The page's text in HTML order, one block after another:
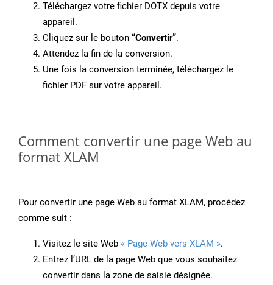
Téléchargez votre fichier DOTX depuis votre
appareil.
Cliquez sur le bouton “Convertir”.
Attendez la fin de la conversion.
Une fois la conversion terminée, téléchargez le
fichier PDF sur votre appareil.
Comment convertir une page Web au
format XLAM
Pour convertir une page Web au format XLAM, procédez
comme suit :
Visitez le site Web « Page Web vers XLAM ».
Entrez l’URL de la page Web que vous souhaitez
convertir dans la zone de saisie désignée.